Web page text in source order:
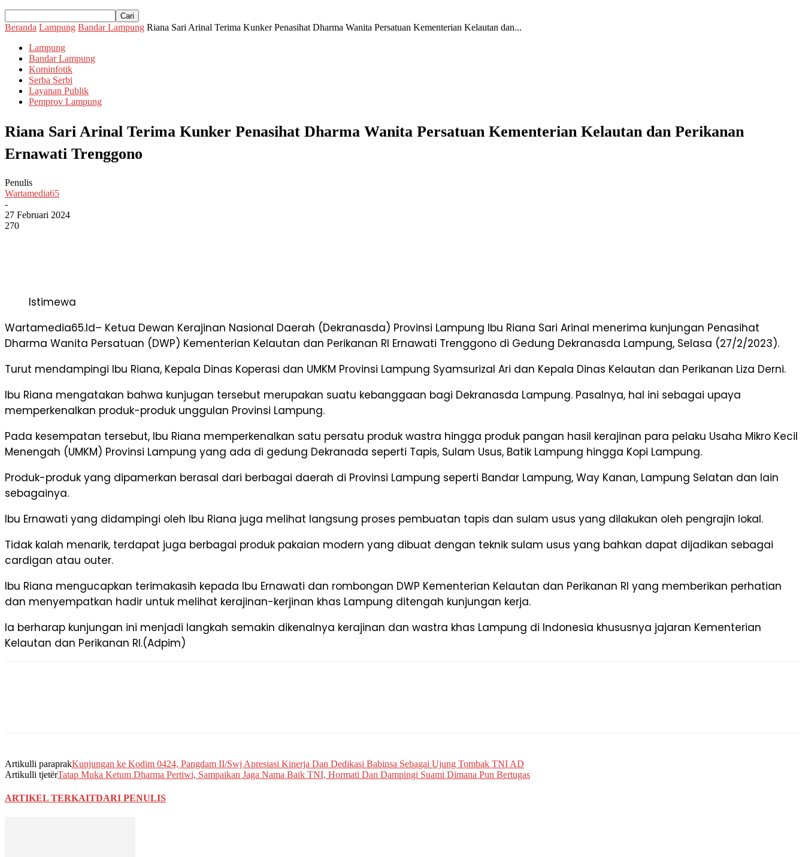
Beranda Lampung Bandar Lampung Riana Sari Arinal Terima Kunker Penasihat Dharma Wanita Persatuan Kementerian Kelautan dan...
Lampung
Bandar Lampung
Kominfotik
Serba Serbi
Layanan Publik
Pemprov Lampung
Riana Sari Arinal Terima Kunker Penasihat Dharma Wanita Persatuan Kementerian Kelautan dan Perikanan
Ernawati Trenggono
Penulis
Wartamedia65
-
27 Februari 2024
270
Istimewa
Wartamedia65.Id– Ketua Dewan Kerajinan Nasional Daerah (Dekranasda) Provinsi Lampung Ibu Riana Sari Arinal menerima kunjungan Penasihat
Dharma Wanita Persatuan (DWP) Kementerian Kelautan dan Perikanan RI Ernawati Trenggono di Gedung Dekranasda Lampung, Selasa (27/2/2023).
Turut mendampingi Ibu Riana, Kepala Dinas Koperasi dan UMKM Provinsi Lampung Syamsurizal Ari dan Kepala Dinas Kelautan dan Perikanan Liza Derni.
Ibu Riana mengatakan bahwa kunjugan tersebut merupakan suatu kebanggaan bagi Dekranasda Lampung. Pasalnya, hal ini sebagai upaya
memperkenalkan produk-produk unggulan Provinsi Lampung.
Pada kesempatan tersebut, Ibu Riana memperkenalkan satu persatu produk wastra hingga produk pangan hasil kerajinan para pelaku Usaha Mikro Kecil
Menengah (UMKM) Provinsi Lampung yang ada di gedung Dekranada seperti Tapis, Sulam Usus, Batik Lampung hingga Kopi Lampung.
Produk-produk yang dipamerkan berasal dari berbagai daerah di Provinsi Lampung seperti Bandar Lampung, Way Kanan, Lampung Selatan dan lain
sebagainya.
Ibu Ernawati yang didampingi oleh Ibu Riana juga melihat langsung proses pembuatan tapis dan sulam usus yang dilakukan oleh pengrajin lokal.
Tidak kalah menarik, terdapat juga berbagai produk pakaian modern yang dibuat dengan teknik sulam usus yang bahkan dapat dijadikan sebagai
cardigan atau outer.
Ibu Riana mengucapkan terimakasih kepada Ibu Ernawati dan rombongan DWP Kementerian Kelautan dan Perikanan RI yang memberikan perhatian
dan menyempatkan hadir untuk melihat kerajinan-kerjinan khas Lampung ditengah kunjungan kerja.
Ia berharap kunjungan ini menjadi langkah semakin dikenalnya kerajinan dan wastra khas Lampung di Indonesia khususnya jajaran Kementerian
Kelautan dan Perikanan RI.(Adpim)
Artikulli paraprakKunjungan ke Kodim 0424, Pangdam II/Swj Apresiasi Kinerja Dan Dedikasi Babinsa Sebagai Ujung Tombak TNI AD
Artikulli tjetërTatap Muka Ketum Dharma Pertiwi, Sampaikan Jaga Nama Baik TNI, Hormati Dan Dampingi Suami Dimana Pun Bertugas
ARTIKEL TERKAITDARI PENULIS